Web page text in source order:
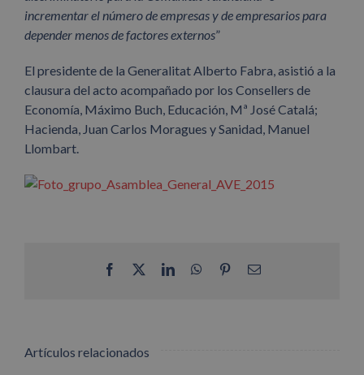
incrementar el número de empresas y de empresarios para
depender menos de factores externos”
El presidente de la Generalitat Alberto Fabra, asistió a la
clausura del acto acompañado por los Consellers de
Economía, Máximo Buch, Educación, Mª José Catalá;
Hacienda, Juan Carlos Moragues y Sanidad, Manuel
Llombart.
Facebook LinkedInWhatsApp
PinterestCorreo
Artículos relacionados